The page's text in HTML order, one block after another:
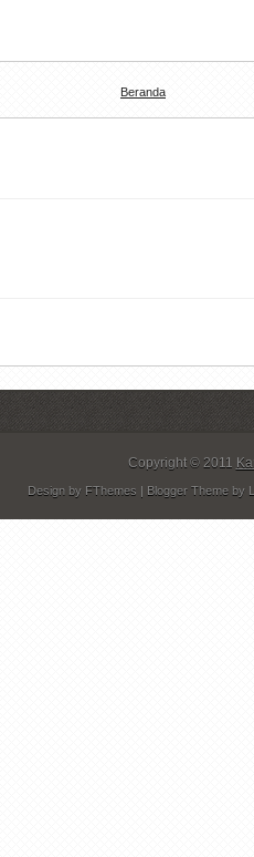
Beranda
Copyright © 2011
Design by FThemes | Blogger Theme by